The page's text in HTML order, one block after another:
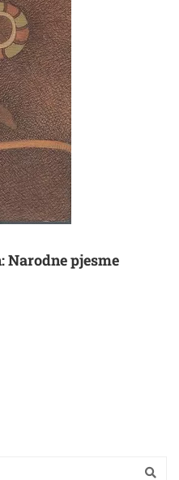
Narodne pjesme